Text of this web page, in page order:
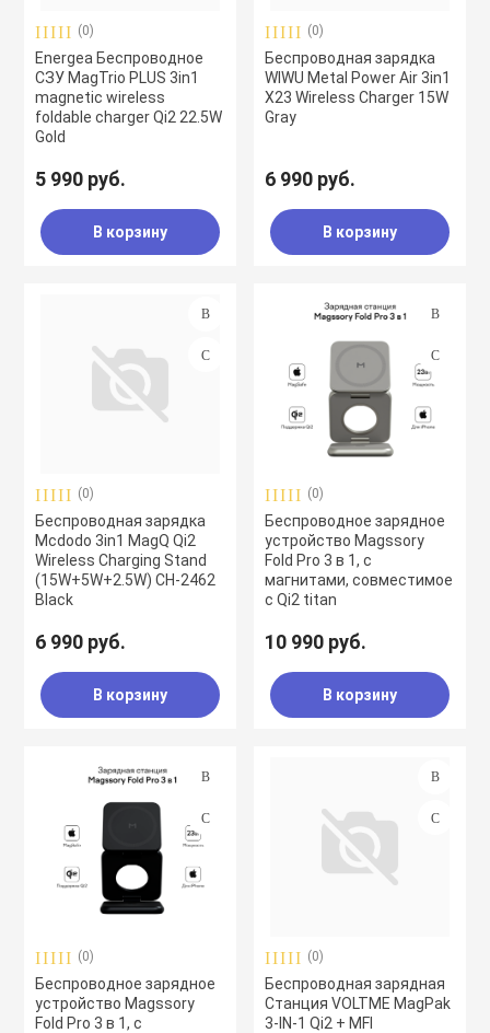
(0)
Energea Беспроводное
СЗУ MagTrio PLUS 3in1
magnetic wireless
foldable charger Qi2 22.5W
Gold
5 990 руб.
В корзину
(0)
Беспроводная зарядка
WIWU Metal Power Air 3in1
X23 Wireless Charger 15W
Gray
6 990 руб.
В корзину
(0)
Беспроводная зарядка
Mcdodo 3in1 MagQ Qi2
Wireless Charging Stand
(15W+5W+2.5W) CH-2462
Black
6 990 руб.
В корзину
(0)
Беспроводное зарядное
устройство Magssory
Fold Pro 3 в 1, с
магнитами, совместимое
с Qi2 titan
10 990 руб.
В корзину
(0)
Беспроводное зарядное
устройство Magssory
Fold Pro 3 в 1, с
(0)
Беспроводная зарядная
Станция VOLTME MagPak
3-IN-1 Qi2 + MFI